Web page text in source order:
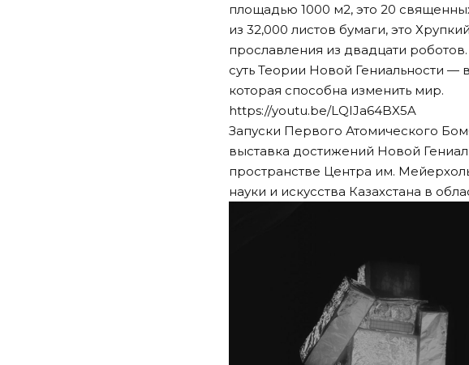
площадью 1000 м2, это 20
из 32,000 листов бумаги, это
прославления из двадцати
суть Теории Новой Гениальности —
которая способна изменить мир.
https://youtu.be/LQIJa64BX5A
Запуски Первого Атомического
выставка достижений Новой
пространстве Центра им.
науки и искусства Казахстана в